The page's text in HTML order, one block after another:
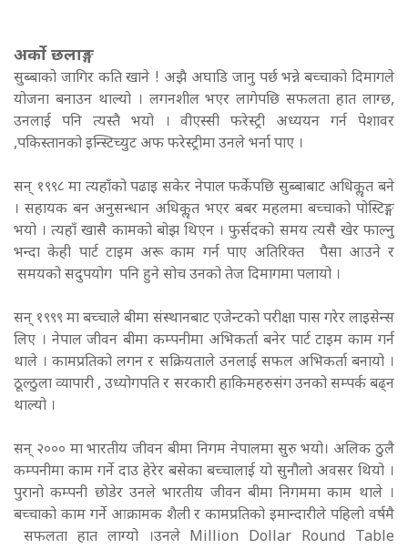
अर्को छलाङ्ग
सुब्बाको जागिर कति खाने ! अझै अघाडि जानु पर्छ भन्ने बच्चाको दिमागले
योजना बनाउन थाल्यो । लगनशील भएर लागेपछि सफलता हात लाग्छ,
उनलाई पनि त्यस्तै भयो । वीएस्सी फरेस्ट्री अध्ययन गर्न पेशावर
,पकिस्तानको इन्स्टिच्युट अफ फरेस्ट्रीमा उनले भर्ना पाए ।
सन् १९९८ मा त्यहाँको पढाइ सकेर नेपाल फर्केपछि सुब्बाबाट अधिकॢत बने
। सहायक बन अनुसन्धान अधिकॢत भएर बबर महलमा बच्चाको पोस्टिङ्ग
भयो । त्यहाँ खासै कामको बोझ थिएन । फुर्सदको समय त्यसै खेर फाल्नु
भन्दा केही पार्ट टाइम अरू काम गर्न पाए अतिरिक्त पैसा आउने र
समयको सदुपयोग पनि हुने सोच उनको तेज दिमागमा पलायो ।
सन् १९९९ मा बच्चाले बीमा संस्थानबाट एजेन्टको परीक्षा पास गरेर लाइसेन्स
लिए । नेपाल जीवन बीमा कम्पनीमा अभिकर्ता बनेर पार्ट टाइम काम गर्न
थाले । कामप्रतिको लगन र सक्रियताले उनलाई सफल अभिकर्ता बनायो ।
ठूल्ठुला व्यापारी , उध्योगपति र सरकारी हाकिमहरुसंग उनको सम्पर्क बढ्न
थाल्यो ।
सन् २००० मा भारतीय जीवन बीमा निगम नेपालमा सुरु भयो। अलिक ठुलै
कम्पनीमा काम गर्ने दाउ हेरेर बसेका बच्चालाई यो सुनौलो अवसर थियो ।
पुरानो कम्पनी छोडेर उनले भारतीय जीवन बीमा निगममा काम थाले ।
बच्चाको काम गर्ने आक्रामक शैली र कामप्रतिको इमान्दारीले पहिलो वर्षमै
सफलता हात लाग्यो ।उनले Million Dollar Round Table